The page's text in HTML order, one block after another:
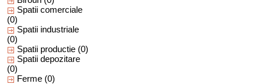
Spatii comerciale
(0)
Spatii industriale
(0)
Spatii productie (0)
Spatii depozitare
(0)
Ferme (0)